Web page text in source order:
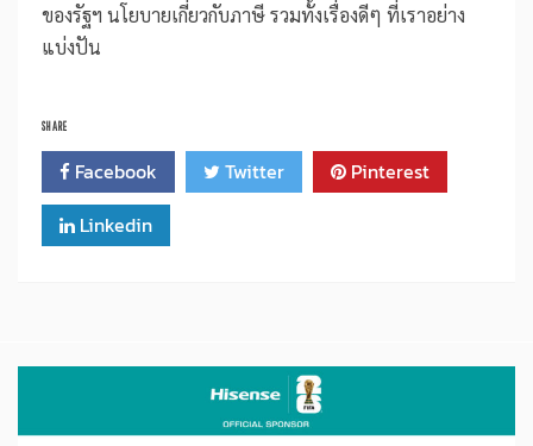
ของรัฐฯ นโยบายเกี่ยวกับภาษี รวมทั้งเรื่องดีๆ ที่เราอย่าง
แบ่งปัน
SHARE
Facebook Twitter
Pinterest
Linkedin